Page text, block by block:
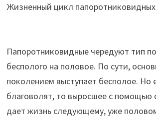
Жизненный цикл папоротниковидных
Папоротниковидные чередуют тип
бесполого на половое. По сути,
поколением выступает бесполое. Но
благоволят, то выросшее с помощью
дает жизнь следующему, уже